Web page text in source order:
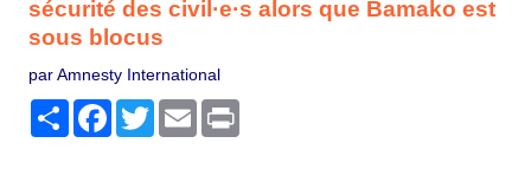
sécurité des civil·e·s alors que Bamako est
sous blocus
par Amnesty International
PartagerFacebook
TwitterEmail